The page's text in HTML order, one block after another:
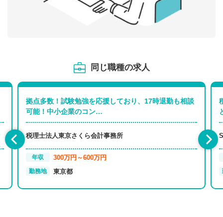
同じ職種の求人
拠点多数！試験勉強を応援しており、17時退勤も相談
可能！中小企業のコン…
税理士法人東京さくら会計事務所
年収 300万円～600万円
勤務地 東京都